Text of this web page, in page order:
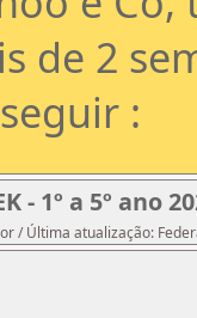
de 2
:
- 1º a 5º ano
/ Última atualização: